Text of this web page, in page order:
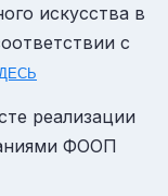
искусства в
с
реализации
ФООП